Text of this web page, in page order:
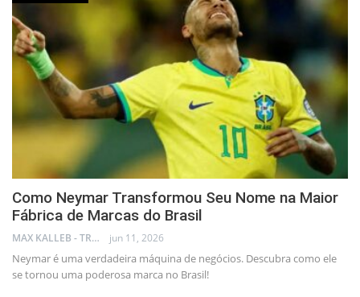
Como Neymar Transformou Seu Nome na Maior
Fábrica de Marcas do Brasil
MAX KALLEB - TRADER jun 11, 2026
Neymar é uma verdadeira máquina de negócios. Descubra como ele
se tornou uma poderosa marca no Brasil!